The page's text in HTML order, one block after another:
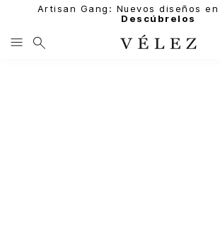
Artisan Gang: Nuevos diseños
Descúbrelos